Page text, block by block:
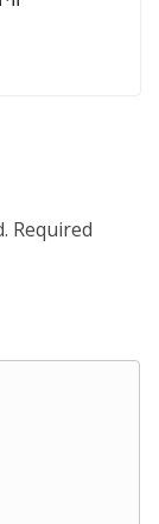
Required